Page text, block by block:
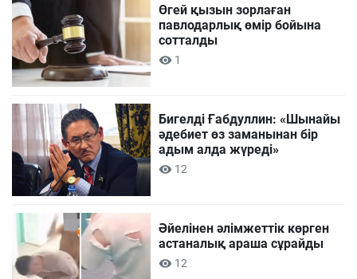
Өгей қызын зорлаған
павлодарлық өмір бойына
сотталды
1
Бигелді Ғабдуллин: «Шынайы
әдебиет өз заманынан бір
адым алда жүреді»
12
Әйелінен әлімжеттік көрген
астаналық араша сұрайды
12